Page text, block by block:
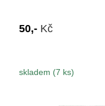
50,- Kč
skladem (7 ks)